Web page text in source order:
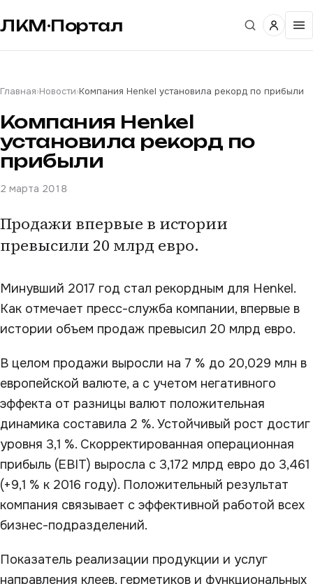
ЛКМ·Портал
Главная›Новости›Компания Henkel установила рекорд по прибыли
Компания Henkel
установила рекорд по
прибыли
2 марта 2018
Продажи впервые в истории
превысили 20 млрд евро.
Минувший 2017 год стал рекордным для Henkel.
Как отмечает пресс-служба компании, впервые в
истории объем продаж превысил 20 млрд евро.
В целом продажи выросли на 7 % до 20,029 млн в
европейской валюте, а с учетом негативного
эффекта от разницы валют положительная
динамика составила 2 %. Устойчивый рост достиг
уровня 3,1 %. Скорректированная операционная
прибыль (EBIT) выросла с 3,172 млрд евро до 3,461
(+9,1 % к 2016 году). Положительный результат
компания связывает с эффективной работой всех
бизнес-подразделений.
Показатель реализации продукции и услуг
направления клеев, герметиков и функциональных